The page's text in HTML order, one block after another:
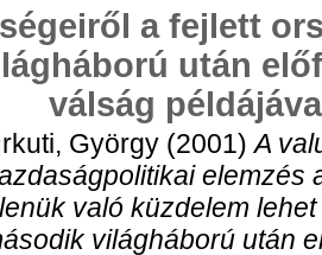
ségeiről a fejlett
után
válság
György (2001)A
elemzés
való küzdelem
világháború után